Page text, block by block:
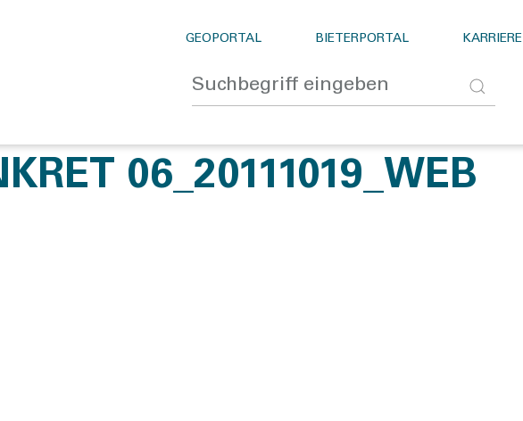
GEOPORTAL BIETERPORTAL KARRIERE
06_20111019_WEB